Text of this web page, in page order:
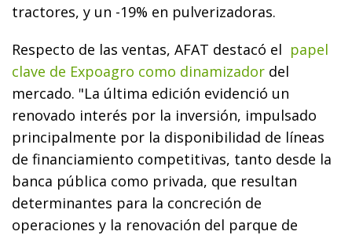
tractores, y un -19% en pulverizadoras.
Respecto de las ventas, AFAT destacó el papel
clave de Expoagro como dinamizador del
mercado. "La última edición evidenció un
renovado interés por la inversión, impulsado
principalmente por la disponibilidad de líneas
de financiamiento competitivas, tanto desde la
banca pública como privada, que resultan
determinantes para la concreción de
operaciones y la renovación del parque de